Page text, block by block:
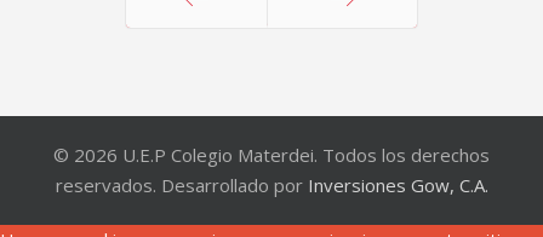
© 2026 U.E.P Colegio Materdei. Todos los derechos
reservados. Desarrollado por Inversiones Gow, C.A.